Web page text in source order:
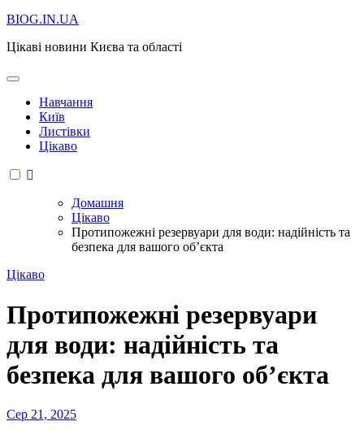
BIOG.IN.UA
Цікаві новини Києва та області
Навчання
Київ
Листівки
Цікаво
Домашня
Цікаво
Протипожежні резервуари для води: надійність та
безпека для вашого об’єкта
Цікаво
Протипожежні резервуари
для води: надійність та
безпека для вашого об’єкта
Сер 21, 2025